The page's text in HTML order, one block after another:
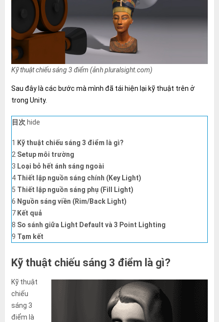
Kỹ thuật chiếu sáng 3 điểm (ảnh pluralsight.com)
Sau đây là các bước mà mình đã tái hiện lại kỹ thuật trên ở
trong Unity.
目次 hide
1 Kỹ thuật chiếu sáng 3 điểm là gì?
2 Setup môi trường
3 Loại bỏ hết ánh sáng ngoài
4 Thiết lập nguồn sáng chính (Key Light)
5 Thiết lập nguồn sáng phụ (Fill Light)
6 Nguồn sáng viền (Rim/Back Light)
7 Kết quả
8 So sánh giữa Light Default và 3 Point Lighting
9 Tạm kết
Kỹ thuật chiếu sáng 3 điểm là gì?
Kỹ thuật
chiếu
sáng 3
điểm là
「Chính sách bảo mật」
Nếu bạn đồng ý với những điều trên,
Một email trả lời tự động sẽ được gửi đến địa chỉ email bạn đã